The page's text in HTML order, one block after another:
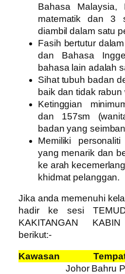
Bahasa Malaysia,
matematik dan 3
diambil dalam satu
Fasih bertutur
dan Bahasa
bahasa lain adalah
Sihat tubuh badan
baik dan tidak rabun
Ketinggian
dan 157sm
badan yang
Memiliki
yang menarik dan
ke arah
khidmat pelanggan.
Jika anda memenuhi
hadir ke sesi
KAKITANGAN
berikut:-
Kawasan
Johor Bahru